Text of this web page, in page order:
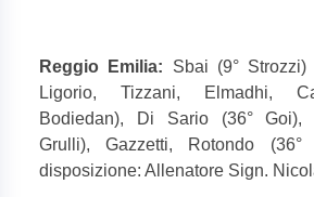
Reggio Emilia: Sbai (9° Strozzi)
Ligorio, Tizzani, Elmadhi,
Bodiedan), Di Sario (36° Goi),
Grulli), Gazzetti, Rotondo (36°
disposizione: Allenatore Sign.